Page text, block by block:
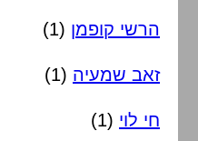
הרשי קופמן (1)
זאב שמעיה (1)
חי לוי (1)